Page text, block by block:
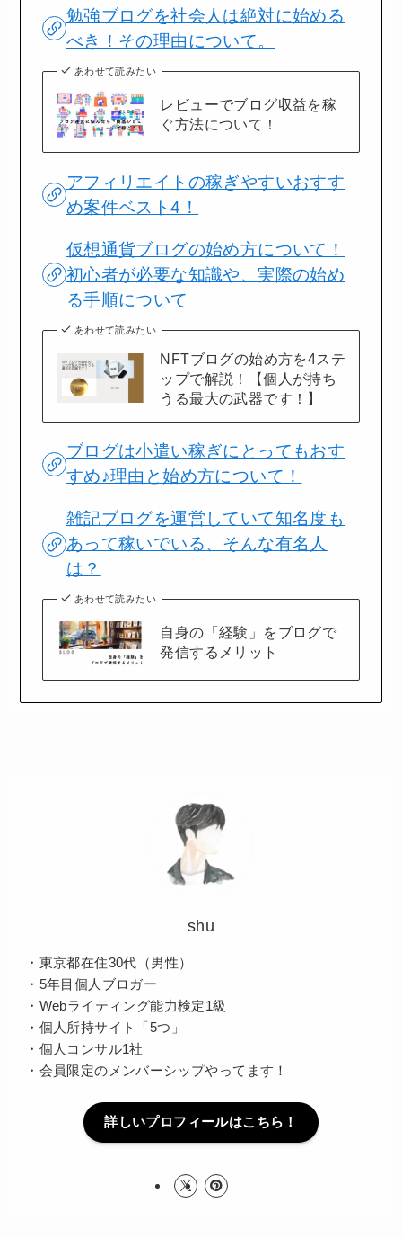
勉強ブログを社会人は絶対に始める
べき！その理由について。
あわせて読みたい
レビューでブログ収益を稼
ぐ方法について！
アフィリエイトの稼ぎやすいおすす
め案件ベスト4！
仮想通貨ブログの始め方について！
初心者が必要な知識や、実際の始め
る手順について
あわせて読みたい
NFTブログの始め方を4ステ
ップで解説！【個人が持ち
うる最大の武器です！】
ブログは小遣い稼ぎにとってもおす
すめ♪理由と始め方について！
雑記ブログを運営していて知名度も
あって稼いでいる、そんな有名人
は？
あわせて読みたい
自身の「経験」をブログで
発信するメリット
shu
・東京都在住30代（男性）
・5年目個人ブロガー
・Webライティング能力検定1級
・個人所持サイト「5つ」
・個人コンサル1社
・会員限定のメンバーシップやってます！
詳しいプロフィールはこちら！